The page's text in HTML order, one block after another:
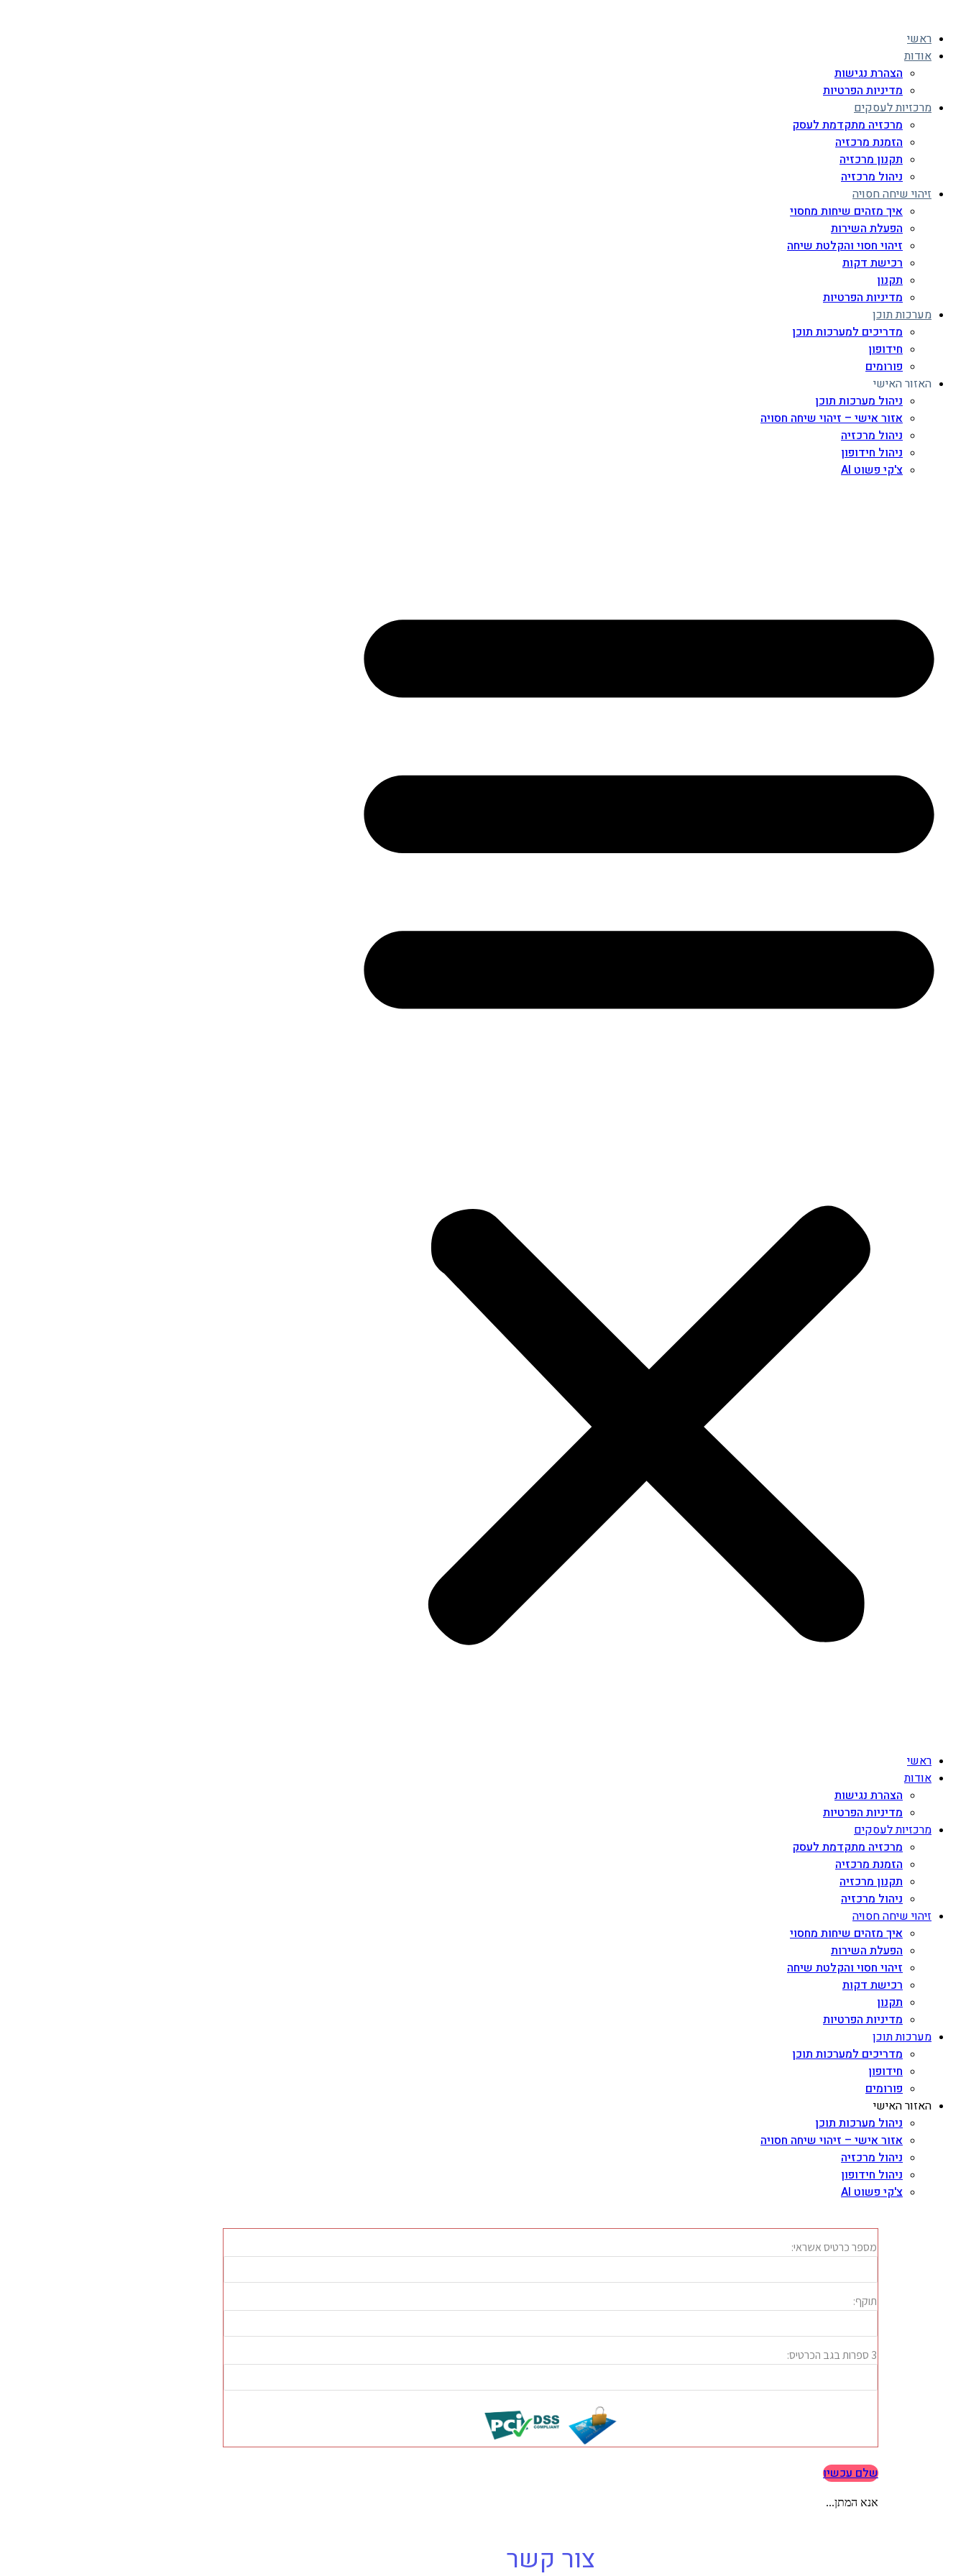
ראשי
אודות
הצהרת נגישות
מדיניות הפרטיות
מרכזיות לעסקים
מרכזיה מתקדמת לעסק
הזמנת מרכזיה
תקנון מרכזיה
ניהול מרכזיה
זיהוי שיחה חסויה
איך מזהים שיחות מחסוי
הפעלת השירות
זיהוי חסוי והקלטת שיחה
רכישת דקות
תקנון
מדיניות הפרטיות
מערכות תוכן
מדריכים למערכות תוכן
חידופון
פורומים
האזור האישי
ניהול מערכות תוכן
אזור אישי – זיהוי שיחה חסויה
ניהול מרכזיה
ניהול חידופון
צ'קי פשוט AI
ראשי
אודות
הצהרת נגישות
מדיניות הפרטיות
מרכזיות לעסקים
מרכזיה מתקדמת לעסק
הזמנת מרכזיה
תקנון מרכזיה
ניהול מרכזיה
זיהוי שיחה חסויה
איך מזהים שיחות מחסוי
הפעלת השירות
זיהוי חסוי והקלטת שיחה
רכישת דקות
תקנון
מדיניות הפרטיות
מערכות תוכן
מדריכים למערכות תוכן
חידופון
פורומים
האזור האישי
ניהול מערכות תוכן
אזור אישי – זיהוי שיחה חסויה
ניהול מרכזיה
ניהול חידופון
צ'קי פשוט AI
שלם עכשיו
אנא המתן...
צור קשר